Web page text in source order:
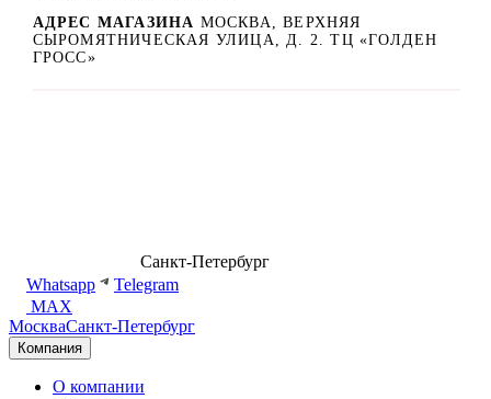
АДРЕС МАГАЗИНА МОСКВА, ВЕРХНЯЯ
СЫРОМЯТНИЧЕСКАЯ УЛИЦА, Д. 2. ТЦ «ГОЛДЕН
ГРОСС»
Санкт-Петербург
Whatsapp
Telegram
MAX
МоскваСанкт-Петербург
Компания
О компании